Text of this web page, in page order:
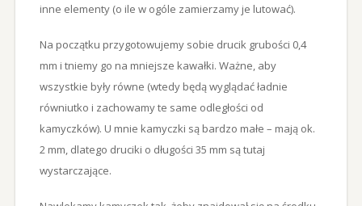
inne elementy (o ile w ogóle zamierzamy je lutować).
Na początku przygotowujemy sobie drucik grubości 0,4
mm i tniemy go na mniejsze kawałki. Ważne, aby
wszystkie były równe (wtedy będą wyglądać ładnie
równiutko i zachowamy te same odległości od
kamyczków). U mnie kamyczki są bardzo małe – mają ok.
2 mm, dlatego druciki o długości 35 mm są tutaj
wystarczające.